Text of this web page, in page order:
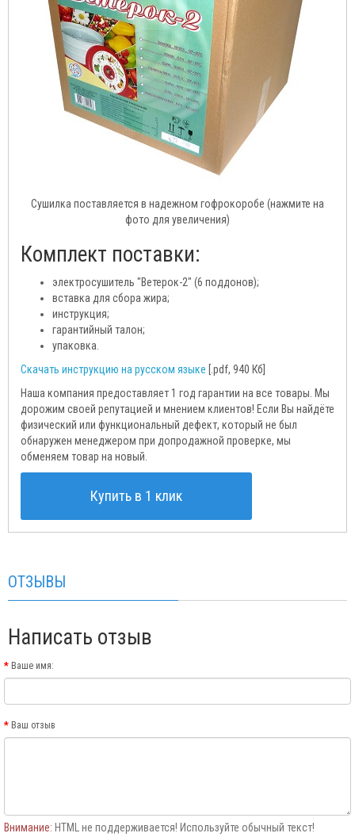
Сушилка поставляется в надежном гофрокоробе (нажмите на
фото для увеличения)
Комплект поставки:
электросушитель "Ветерок-2" (6 поддонов);
вставка для сбора жира;
инструкция;
гарантийный талон;
упаковка.
Скачать инструкцию на русском языке [.pdf, 940 Кб]
Наша компания предоставляет 1 год гарантии на все товары. Мы
дорожим своей репутацией и мнением клиентов! Если Вы найдёте
физический или функциональный дефект, который не был
обнаружен менеджером при допродажной проверке, мы
обменяем товар на новый.
Купить в 1 клик
ОТЗЫВЫ
Написать отзыв
Ваше имя:
Ваш отзыв
Внимание: HTML не поддерживается! Используйте обычный текст!